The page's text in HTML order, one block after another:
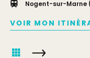
Nogent-sur-Marne
VOIR MON